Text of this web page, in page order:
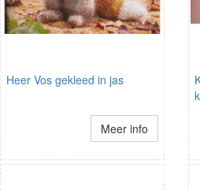
Heer Vos gekleed in jas
Meer info